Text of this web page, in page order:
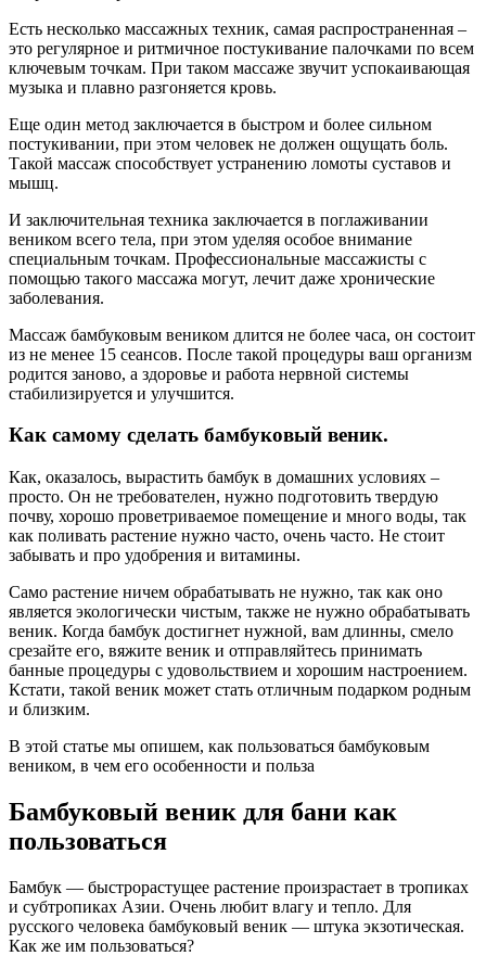
Есть несколько массажных техник, самая распространенная –
это регулярное и ритмичное постукивание палочками по всем
ключевым точкам. При таком массаже звучит успокаивающая
музыка и плавно разгоняется кровь.
Еще один метод заключается в быстром и более сильном
постукивании, при этом человек не должен ощущать боль.
Такой массаж способствует устранению ломоты суставов и
мышц.
И заключительная техника заключается в поглаживании
веником всего тела, при этом уделяя особое внимание
специальным точкам. Профессиональные массажисты с
помощью такого массажа могут, лечит даже хронические
заболевания.
Массаж бамбуковым веником длится не более часа, он состоит
из не менее 15 сеансов. После такой процедуры ваш организм
родится заново, а здоровье и работа нервной системы
стабилизируется и улучшится.
Как самому сделать бамбуковый веник.
Как, оказалось, вырастить бамбук в домашних условиях –
просто. Он не требователен, нужно подготовить твердую
почву, хорошо проветриваемое помещение и много воды, так
как поливать растение нужно часто, очень часто. Не стоит
забывать и про удобрения и витамины.
Само растение ничем обрабатывать не нужно, так как оно
является экологически чистым, также не нужно обрабатывать
веник. Когда бамбук достигнет нужной, вам длинны, смело
срезайте его, вяжите веник и отправляйтесь принимать
банные процедуры с удовольствием и хорошим настроением.
Кстати, такой веник может стать отличным подарком родным
и близким.
В этой статье мы опишем, как пользоваться бамбуковым
веником, в чем его особенности и польза
Бамбуковый веник для бани как
пользоваться
Бамбук — быстрорастущее растение произрастает в тропиках
и субтропиках Азии. Очень любит влагу и тепло. Для
русского человека бамбуковый веник — штука экзотическая.
Как же им пользоваться?